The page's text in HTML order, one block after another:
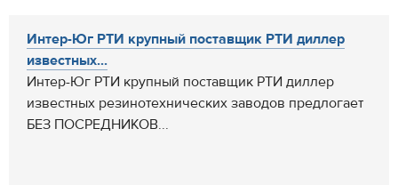
Интер-Юг РТИ крупный поставщик РТИ диллер
известных...
Интер-Юг РТИ крупный поставщик РТИ диллер
известных резинотехнических заводов предлогает
БЕЗ ПОСРЕДНИКОВ...